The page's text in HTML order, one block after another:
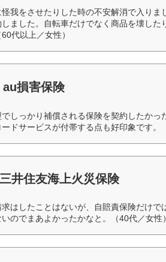
我をさせたりした時の不安解消で入り
ました。自転車だけでなく商品を壊した
代以上／女性）
au損害保険
しっかり補償される保険を契約したか
ドサービスが付帯する点も好印象です。
三井住友海上火災保険
はしたことはないが、自賠責保険だけ
のでまあよかったかなと。（40代／女性）